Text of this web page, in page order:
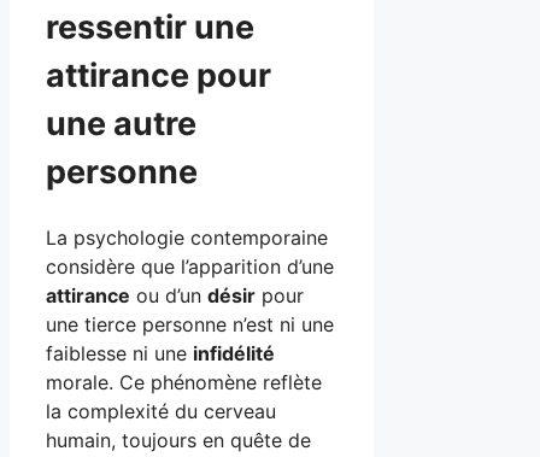
ressentir une
attirance pour
une autre
personne
La psychologie contemporaine
considère que l’apparition d’une
attirance ou d’un désir pour
une tierce personne n’est ni une
faiblesse ni une infidélité
morale. Ce phénomène reflète
la complexité du cerveau
humain, toujours en quête de